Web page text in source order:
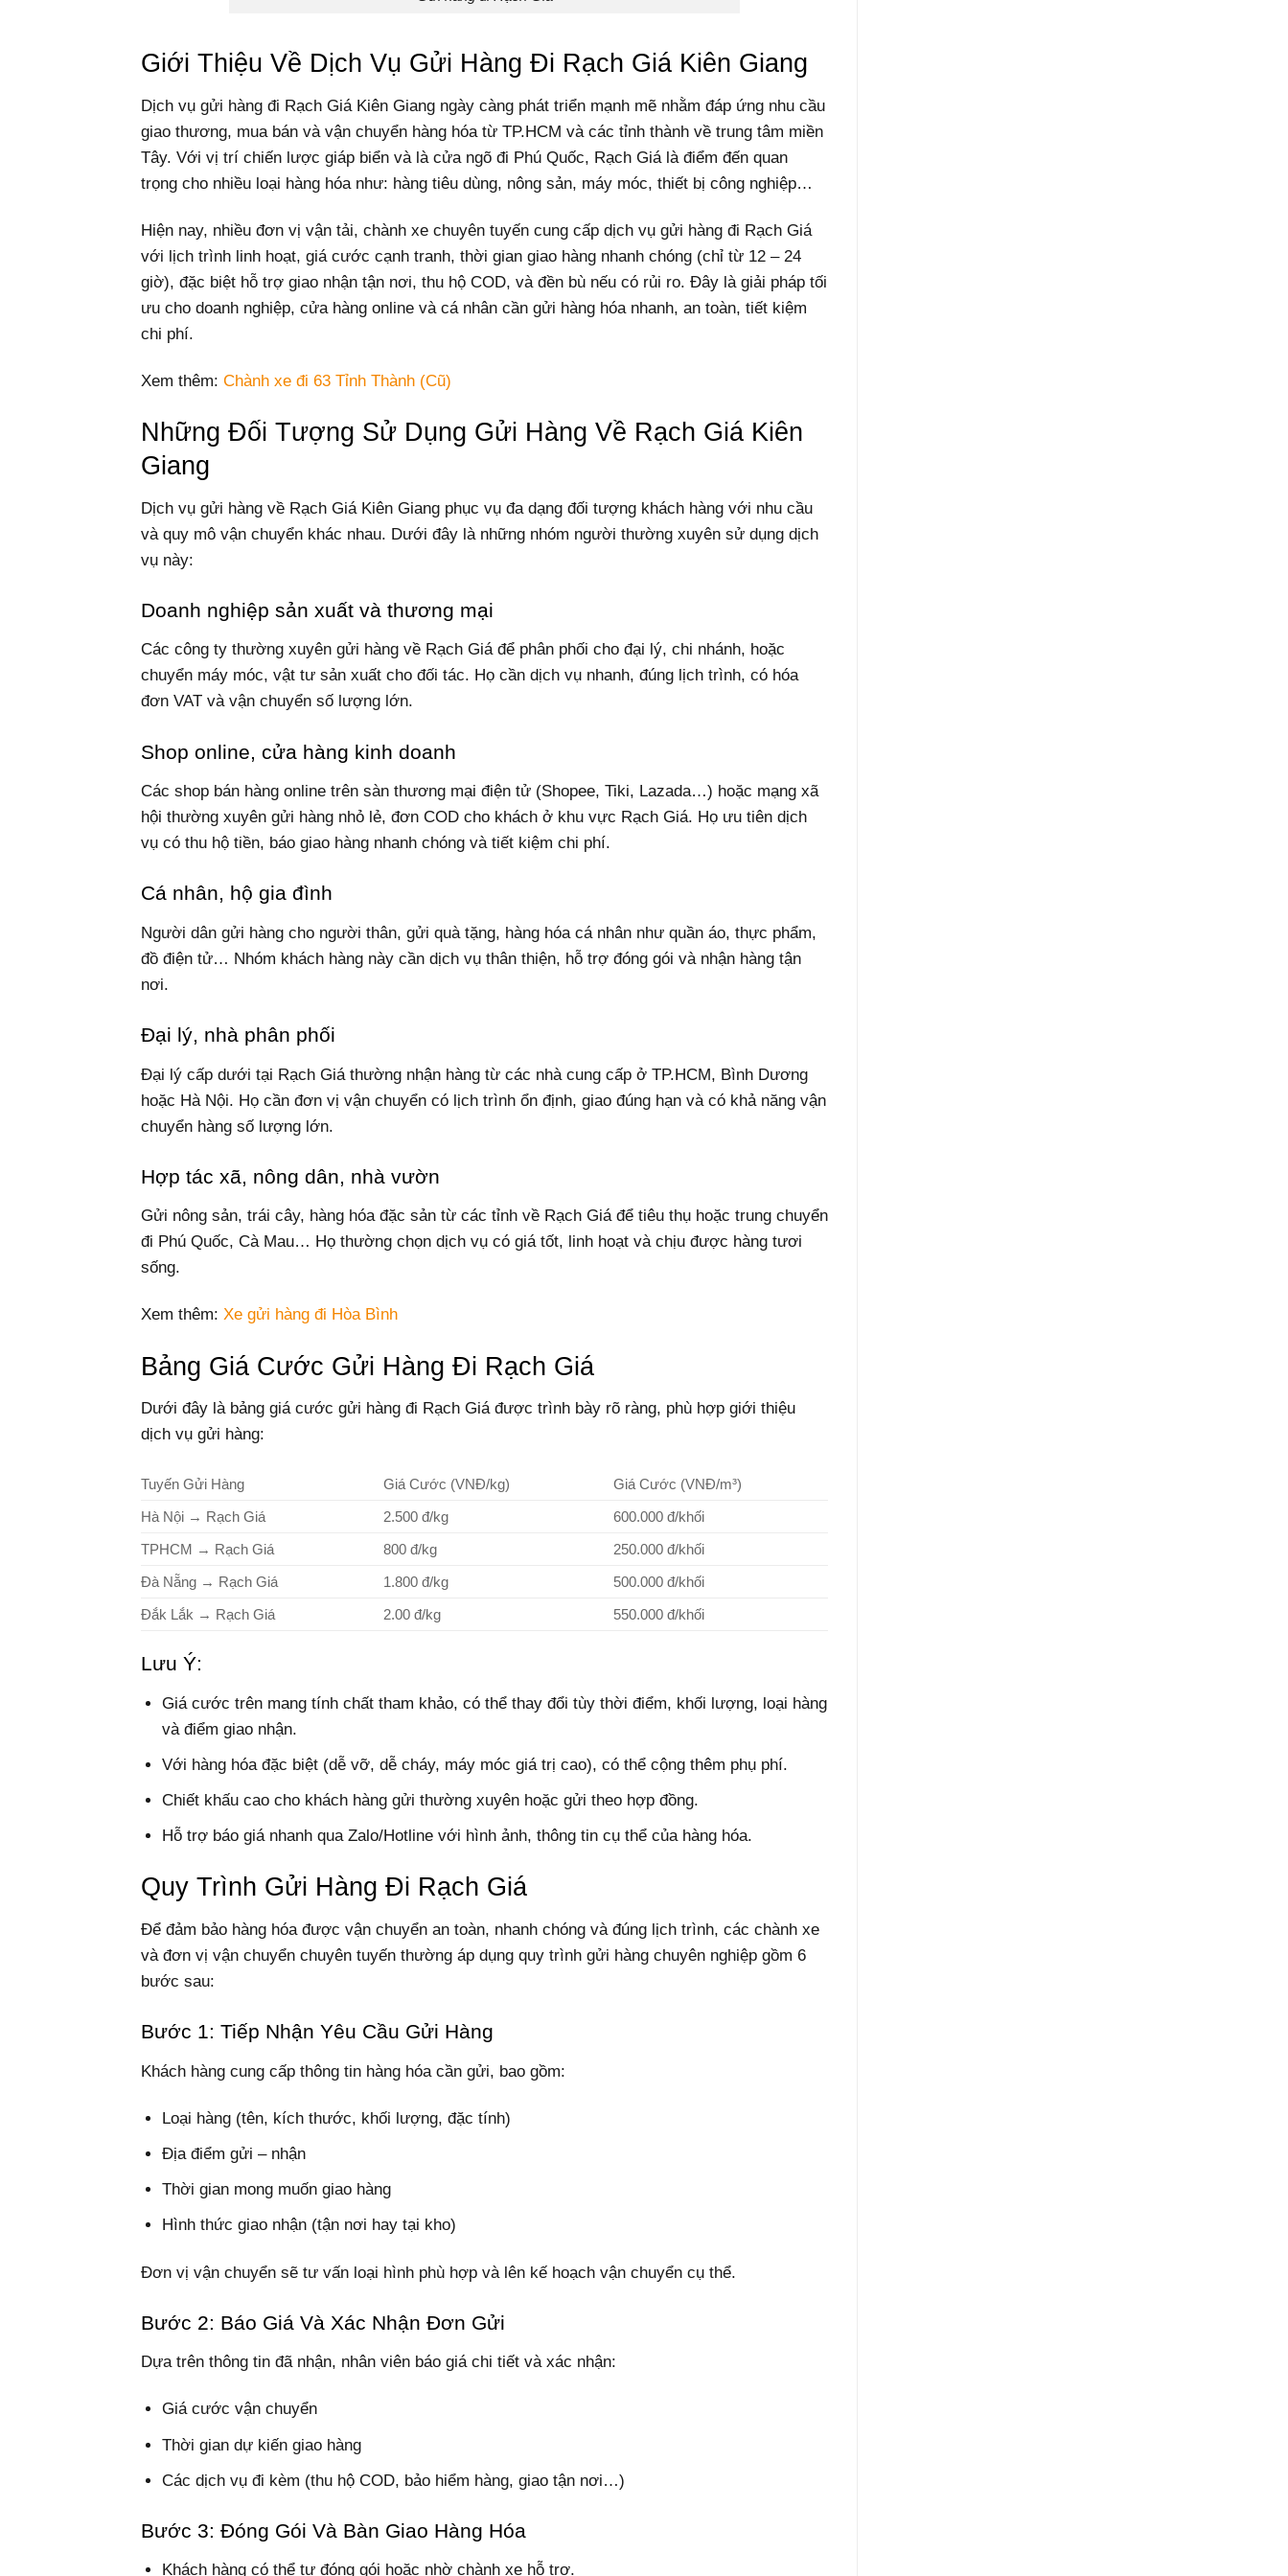
Giới Thiệu Về Dịch Vụ Gửi Hàng Đi Rạch Giá Kiên Giang
Dịch vụ gửi hàng đi Rạch Giá Kiên Giang ngày càng phát triển mạnh mẽ nhằm đáp ứng nhu cầu
giao thương, mua bán và vận chuyển hàng hóa từ TP.HCM và các tỉnh thành về trung tâm miền
Tây. Với vị trí chiến lược giáp biển và là cửa ngõ đi Phú Quốc, Rạch Giá là điểm đến quan
trọng cho nhiều loại hàng hóa như: hàng tiêu dùng, nông sản, máy móc, thiết bị công nghiệp…
Hiện nay, nhiều đơn vị vận tải, chành xe chuyên tuyến cung cấp dịch vụ gửi hàng đi Rạch Giá
với lịch trình linh hoạt, giá cước cạnh tranh, thời gian giao hàng nhanh chóng (chỉ từ 12 – 24
giờ), đặc biệt hỗ trợ giao nhận tận nơi, thu hộ COD, và đền bù nếu có rủi ro. Đây là giải pháp tối
ưu cho doanh nghiệp, cửa hàng online và cá nhân cần gửi hàng hóa nhanh, an toàn, tiết kiệm
chi phí.
Xem thêm: Chành xe đi 63 Tỉnh Thành (Cũ)
Những Đối Tượng Sử Dụng Gửi Hàng Về Rạch Giá Kiên
Giang
Dịch vụ gửi hàng về Rạch Giá Kiên Giang phục vụ đa dạng đối tượng khách hàng với nhu cầu
và quy mô vận chuyển khác nhau. Dưới đây là những nhóm người thường xuyên sử dụng dịch
vụ này:
Doanh nghiệp sản xuất và thương mại
Các công ty thường xuyên gửi hàng về Rạch Giá để phân phối cho đại lý, chi nhánh, hoặc
chuyển máy móc, vật tư sản xuất cho đối tác. Họ cần dịch vụ nhanh, đúng lịch trình, có hóa
đơn VAT và vận chuyển số lượng lớn.
Shop online, cửa hàng kinh doanh
Các shop bán hàng online trên sàn thương mại điện tử (Shopee, Tiki, Lazada…) hoặc mạng xã
hội thường xuyên gửi hàng nhỏ lẻ, đơn COD cho khách ở khu vực Rạch Giá. Họ ưu tiên dịch
vụ có thu hộ tiền, báo giao hàng nhanh chóng và tiết kiệm chi phí.
Cá nhân, hộ gia đình
Người dân gửi hàng cho người thân, gửi quà tặng, hàng hóa cá nhân như quần áo, thực phẩm,
đồ điện tử… Nhóm khách hàng này cần dịch vụ thân thiện, hỗ trợ đóng gói và nhận hàng tận
nơi.
Đại lý, nhà phân phối
Đại lý cấp dưới tại Rạch Giá thường nhận hàng từ các nhà cung cấp ở TP.HCM, Bình Dương
hoặc Hà Nội. Họ cần đơn vị vận chuyển có lịch trình ổn định, giao đúng hạn và có khả năng vận
chuyển hàng số lượng lớn.
Hợp tác xã, nông dân, nhà vườn
Gửi nông sản, trái cây, hàng hóa đặc sản từ các tỉnh về Rạch Giá để tiêu thụ hoặc trung chuyển
đi Phú Quốc, Cà Mau… Họ thường chọn dịch vụ có giá tốt, linh hoạt và chịu được hàng tươi
sống.
Xem thêm: Xe gửi hàng đi Hòa Bình
Bảng Giá Cước Gửi Hàng Đi Rạch Giá
Dưới đây là bảng giá cước gửi hàng đi Rạch Giá được trình bày rõ ràng, phù hợp giới thiệu
dịch vụ gửi hàng:
Tuyến Gửi Hàng Giá Cước (VNĐ/kg)
Giá Cước (VNĐ/m³)
Hà Nội → Rạch Giá
2.500 đ/kg
600.000 đ/khối
TPHCM → Rạch Giá
800 đ/kg
250.000 đ/khối
Đà Nẵng → Rạch Giá
1.800 đ/kg
500.000 đ/khối
Đắk Lắk → Rạch Giá
2.00 đ/kg 550.000 đ/khối
Lưu Ý:
Giá cước trên mang tính chất tham khảo, có thể thay đổi tùy thời điểm, khối lượng, loại hàng
và điểm giao nhận.
Với hàng hóa đặc biệt (dễ vỡ, dễ cháy, máy móc giá trị cao), có thể cộng thêm phụ phí.
Chiết khấu cao cho khách hàng gửi thường xuyên hoặc gửi theo hợp đồng.
Hỗ trợ báo giá nhanh qua Zalo/Hotline với hình ảnh, thông tin cụ thể của hàng hóa.
Quy Trình Gửi Hàng Đi Rạch Giá
Để đảm bảo hàng hóa được vận chuyển an toàn, nhanh chóng và đúng lịch trình, các chành xe
và đơn vị vận chuyển chuyên tuyến thường áp dụng quy trình gửi hàng chuyên nghiệp gồm 6
bước sau:
Bước 1: Tiếp Nhận Yêu Cầu Gửi Hàng
Khách hàng cung cấp thông tin hàng hóa cần gửi, bao gồm:
Loại hàng (tên, kích thước, khối lượng, đặc tính)
Địa điểm gửi – nhận
Thời gian mong muốn giao hàng
Hình thức giao nhận (tận nơi hay tại kho)
Đơn vị vận chuyển sẽ tư vấn loại hình phù hợp và lên kế hoạch vận chuyển cụ thể.
Bước 2: Báo Giá Và Xác Nhận Đơn Gửi
Dựa trên thông tin đã nhận, nhân viên báo giá chi tiết và xác nhận:
Giá cước vận chuyển
Thời gian dự kiến giao hàng
Các dịch vụ đi kèm (thu hộ COD, bảo hiểm hàng, giao tận nơi…)
Bước 3: Đóng Gói Và Bàn Giao Hàng Hóa
Khách hàng có thể tự đóng gói hoặc nhờ chành xe hỗ trợ.